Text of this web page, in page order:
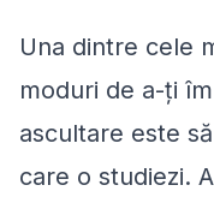
Una dintre cele
moduri de a-ți
ascultare este
care o studiezi.